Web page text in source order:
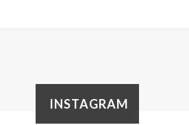
INSTAGRAM